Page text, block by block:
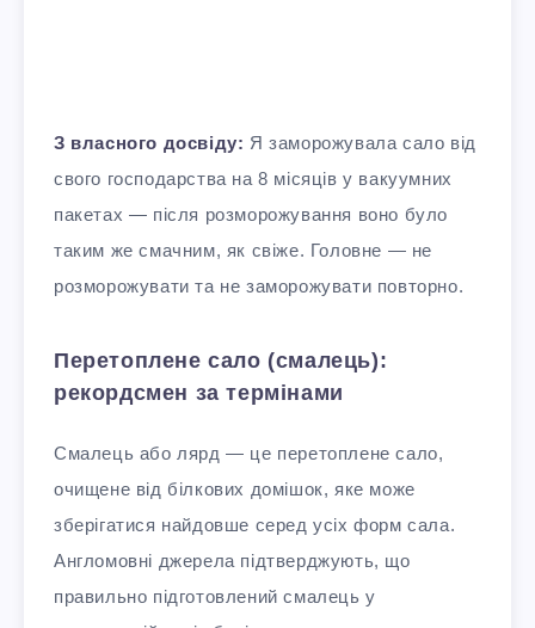
З власного досвіду: Я заморожувала сало від
свого господарства на 8 місяців у вакуумних
пакетах — після розморожування воно було
таким же смачним, як свіже. Головне — не
розморожувати та не заморожувати повторно.
Перетоплене сало (смалець):
рекордсмен за термінами
Смалець або лярд — це перетоплене сало,
очищене від білкових домішок, яке може
зберігатися найдовше серед усіх форм сала.
Англомовні джерела підтверджують, що
правильно підготовлений смалець у